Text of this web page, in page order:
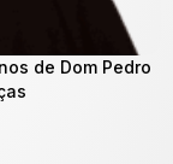
de Dom Pedro